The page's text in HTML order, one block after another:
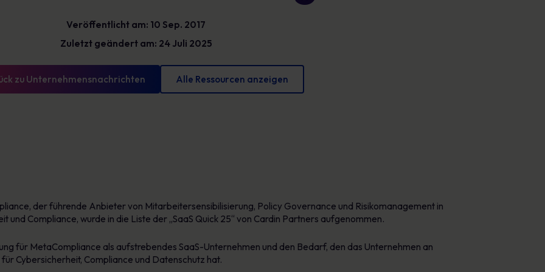
vorweisen können
Definitionen zur Cybersicherheit, die Sie kennen
sollten
Veröffentlicht am: 10 Sep. 2017
Zuletzt geändert am: 24 Juli 2025
zu Unternehmensnachrichten Alle Ressourcen anzeigen
der führende Anbieter von Mitarbeitersensibilisierung, Policy Governance und Risikomanagement in
und Compliance, wurde in die Liste der „SaaS Quick 25“ von Cardin Partners aufgenommen.
für MetaCompliance als aufstrebendes SaaS-Unternehmen und den Bedarf, den das Unternehmen an
Cybersicherheit, Compliance und Datenschutz hat.